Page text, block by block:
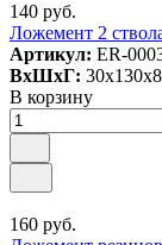
140 руб.
Ложемент 2
Артикул: ER-
ВxШxГ:
В корзину
160 руб.